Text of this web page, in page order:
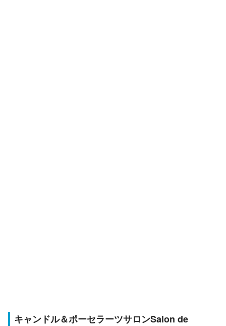
キャンドル＆ポーセラーツサロンSalon de